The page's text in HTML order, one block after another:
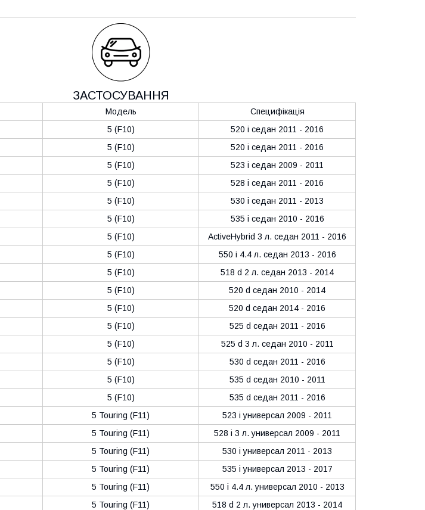
ЗАСТОСУВАННЯ
Модель
Специфікація
5 (F10)
520 i седан 2011 - 2016
5 (F10)
520 i седан 2011 - 2016
5 (F10)
523 i седан 2009 - 2011
5 (F10)
528 i седан 2011 - 2016
5 (F10)
530 i седан 2011 - 2013
5 (F10)
535 i седан 2010 - 2016
5 (F10)
ActiveHybrid 3 л. седан 2011 - 2016
5 (F10)
550 i 4.4 л. седан 2013 - 2016
5 (F10)
518 d 2 л. седан 2013 - 2014
5 (F10)
520 d седан 2010 - 2014
5 (F10)
520 d седан 2014 - 2016
5 (F10)
525 d седан 2011 - 2016
5 (F10)
525 d 3 л. седан 2010 - 2011
5 (F10)
530 d седан 2011 - 2016
5 (F10)
535 d седан 2010 - 2011
5 (F10)
535 d седан 2011 - 2016
5 Touring (F11)
523 i универсал 2009 - 2011
5 Touring (F11)
528 i 3 л. универсал 2009 - 2011
5 Touring (F11)
530 i универсал 2011 - 2013
5 Touring (F11)
535 i универсал 2013 - 2017
5 Touring (F11)
550 i 4.4 л. универсал 2010 - 2013
5 Touring (F11)
518 d 2 л. универсал 2013 - 2014